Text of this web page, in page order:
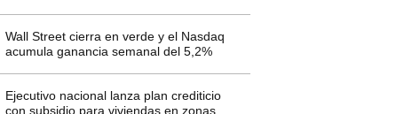
Wall Street cierra en verde y el Nasdaq
acumula ganancia semanal del 5,2%
Ejecutivo nacional lanza plan crediticio
con subsidio para viviendas en zonas